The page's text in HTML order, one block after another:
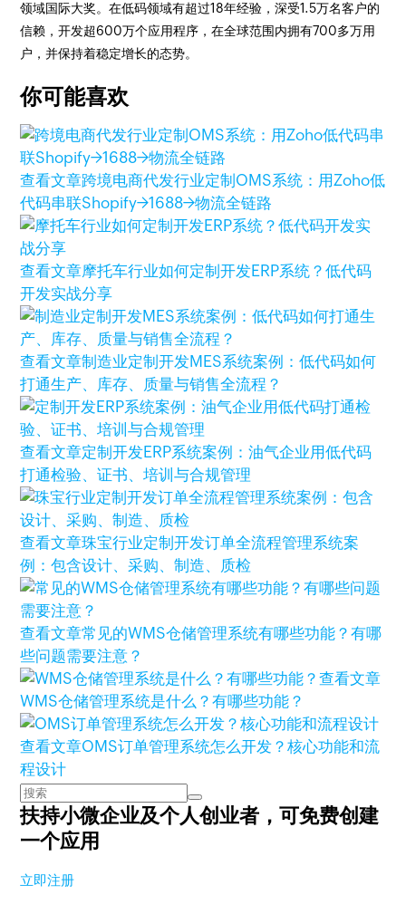
领域国际大奖。在低码领域有超过18年经验，深受1.5万名客户的
信赖，开发超600万个应用程序，在全球范围内拥有700多万用
户，并保持着稳定增长的态势。
你可能喜欢
查看文章跨境电商代发行业定制OMS系统：用Zoho低
代码串联Shopify→1688→物流全链路
查看文章摩托车行业如何定制开发ERP系统？低代码
开发实战分享
查看文章制造业定制开发MES系统案例：低代码如何
打通生产、库存、质量与销售全流程？
查看文章定制开发ERP系统案例：油气企业用低代码
打通检验、证书、培训与合规管理
查看文章珠宝行业定制开发订单全流程管理系统案
例：包含设计、采购、制造、质检
查看文章常见的WMS仓储管理系统有哪些功能？有哪
些问题需要注意？
查看文章
WMS仓储管理系统是什么？有哪些功能？
查看文章OMS订单管理系统怎么开发？核心功能和流
程设计
扶持小微企业及个人创业者，可免费创建
一个应用
立即注册